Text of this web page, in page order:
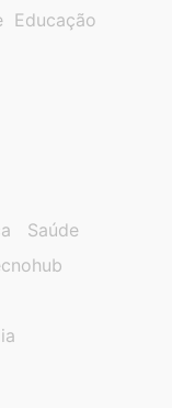
Educação
Saúde